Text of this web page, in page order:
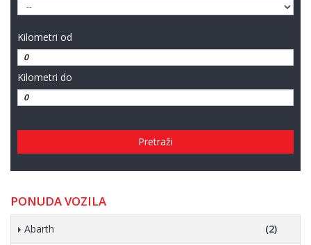
Kilometri od
Kilometri do
Pretraži
PONUDA VOZILA
Abarth (2)